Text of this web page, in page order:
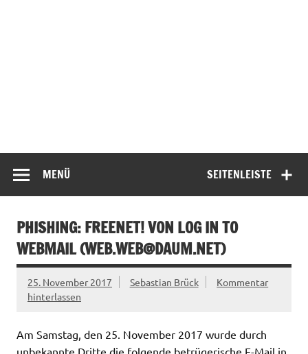
SEITENLEISTE
MENÜ
PHISHING: FREENET! VON LOG IN TO
WEBMAIL (WEB.WEB@DAUM.NET)
25. November 2017 Sebastian Brück
Kommentar
hinterlassen
Am Samstag, den 25. November 2017 wurde durch
unbekannte Dritte die folgende betrügerische E-Mail in